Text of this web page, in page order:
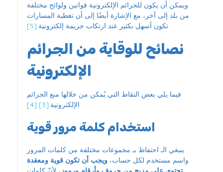
ويمكن أن يكون للجرائم الإلكترونية قوانين ولوائح مختلفة
من بلد إلى آخر، مع الإشارة أيضًا إلى أن تغطية المسارات
تكون أسهل بكثير عند ارتكاب جريمة إلكترونية.[5]
نصائح للوقاية من الجرائم
الإلكترونية
فيما يلي بعض النقاط التي يُمكن من خلالها منع الجرائم
الإلكترونية:[3]
[4]
ينبغي الـ احتفاظ بـ مجموعات مختلفة من كلمات المرور
واسم مستخدم لكل حساب،ويجب أن تكون قوية ومعقدة